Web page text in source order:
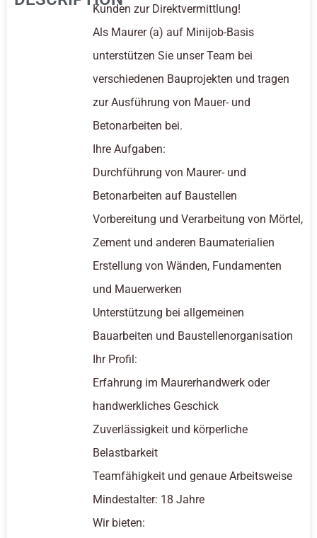
Kunden zur Direktvermittlung!
Als Maurer (a) auf Minijob-Basis
unterstützen Sie unser Team bei
verschiedenen Bauprojekten und tragen
zur Ausführung von Mauer- und
Betonarbeiten bei.
Ihre Aufgaben:
Durchführung von Maurer- und
Betonarbeiten auf Baustellen
Vorbereitung und Verarbeitung von Mörtel,
Zement und anderen Baumaterialien
Erstellung von Wänden, Fundamenten
und Mauerwerken
Unterstützung bei allgemeinen
Bauarbeiten und Baustellenorganisation
Ihr Profil:
Erfahrung im Maurerhandwerk oder
handwerkliches Geschick
Zuverlässigkeit und körperliche
Belastbarkeit
Teamfähigkeit und genaue Arbeitsweise
Mindestalter: 18 Jahre
Wir bieten: